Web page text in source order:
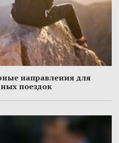
направления для
поездок